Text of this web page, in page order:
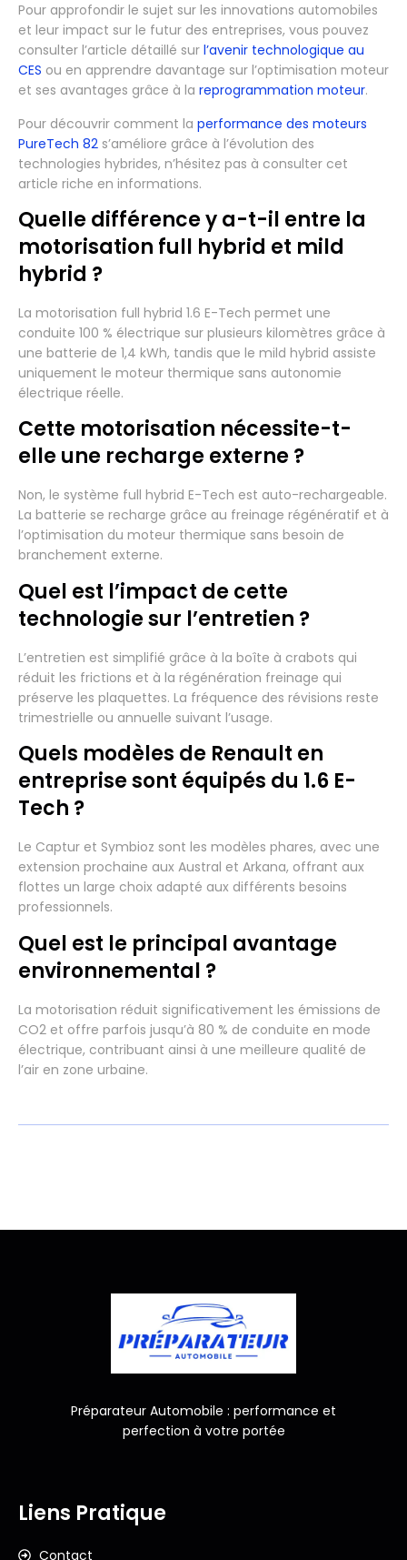
Pour approfondir le sujet sur les innovations automobiles
et leur impact sur le futur des entreprises, vous pouvez
consulter l’article détaillé sur l’avenir technologique au
CES ou en apprendre davantage sur l’optimisation moteur
et ses avantages grâce à la reprogrammation moteur.
Pour découvrir comment la performance des moteurs
PureTech 82 s’améliore grâce à l’évolution des
technologies hybrides, n’hésitez pas à consulter cet
article riche en informations.
Quelle différence y a-t-il entre la
motorisation full hybrid et mild
hybrid ?
La motorisation full hybrid 1.6 E-Tech permet une
conduite 100 % électrique sur plusieurs kilomètres grâce à
une batterie de 1,4 kWh, tandis que le mild hybrid assiste
uniquement le moteur thermique sans autonomie
électrique réelle.
Cette motorisation nécessite-t-
elle une recharge externe ?
Non, le système full hybrid E-Tech est auto-rechargeable.
La batterie se recharge grâce au freinage régénératif et à
l’optimisation du moteur thermique sans besoin de
branchement externe.
Quel est l’impact de cette
technologie sur l’entretien ?
L’entretien est simplifié grâce à la boîte à crabots qui
réduit les frictions et à la régénération freinage qui
préserve les plaquettes. La fréquence des révisions reste
trimestrielle ou annuelle suivant l’usage.
Quels modèles de Renault en
entreprise sont équipés du 1.6 E-
Tech ?
Le Captur et Symbioz sont les modèles phares, avec une
extension prochaine aux Austral et Arkana, offrant aux
flottes un large choix adapté aux différents besoins
professionnels.
Quel est le principal avantage
environnemental ?
La motorisation réduit significativement les émissions de
CO2 et offre parfois jusqu’à 80 % de conduite en mode
électrique, contribuant ainsi à une meilleure qualité de
l’air en zone urbaine.
Préparateur Automobile : performance et
perfection à votre portée
Liens Pratique
Contact